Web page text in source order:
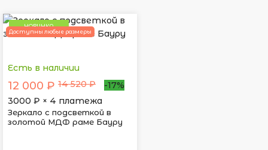
НОВИНКА
Доступны любые размеры
Есть в наличии
12 000 ₽ 14 520 ₽
-17%
3000 ₽ × 4 платежа
Зеркало с подсветкой в
золотой МДФ раме Бауру